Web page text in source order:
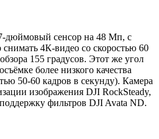
дюймовый сенсор на 48 Мп, с
4К-видео со скоростью 60
155 градусов. Этот же угол
более низкого качества
50-60 кадров в секунду). Камера
изображения DJI RockSteady,
фильтров DJI Avata ND.